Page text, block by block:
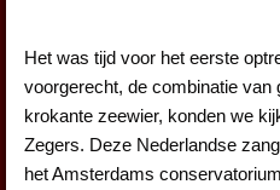
Het was tijd voor het eerste
voorgerecht, de combinatie
krokante zeewier, konden we
Zegers. Deze Nederlandse
het Amsterdams